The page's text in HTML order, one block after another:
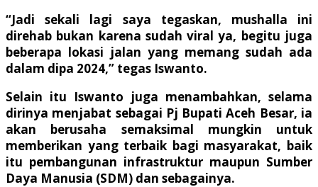
“Jadi sekali lagi saya tegaskan, mushalla ini
direhab bukan karena sudah viral ya, begitu juga
beberapa lokasi jalan yang memang sudah ada
dalam dipa 2024,” tegas Iswanto.
Selain itu Iswanto juga menambahkan, selama
dirinya menjabat sebagai Pj Bupati Aceh Besar, ia
akan berusaha semaksimal mungkin untuk
memberikan yang terbaik bagi masyarakat, baik
itu pembangunan infrastruktur maupun Sumber
Daya Manusia (SDM) dan sebagainya.